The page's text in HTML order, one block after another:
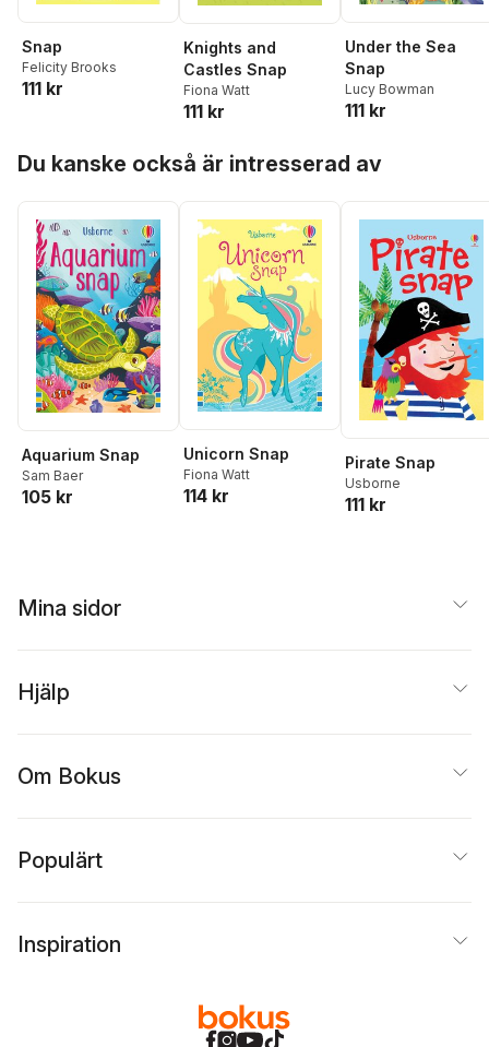
Snap
Felicity Brooks
111 kr
Knights and
Castles Snap
Fiona Watt
111 kr
Under the Sea
Snap
Lucy Bowman
111 kr
Du kanske också är intresserad av
Aquarium Snap
Sam Baer
105 kr
Unicorn Snap
Fiona Watt
114 kr
Pirate Snap
Usborne
111 kr
Mina sidor
Hjälp
Om Bokus
Populärt
Inspiration